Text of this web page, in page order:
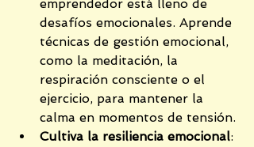
emprendedor está lleno de
desafíos emocionales. Aprende
técnicas de gestión emocional,
como la meditación, la
respiración consciente o el
ejercicio, para mantener la
calma en momentos de tensión.
Cultiva la resiliencia emocional: